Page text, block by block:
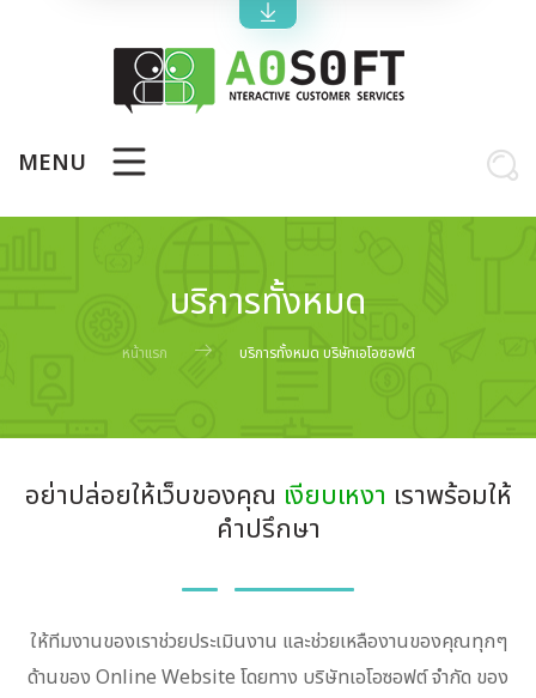
MENU
บริการทั้งหมด
หน้าแรก บริการทั้งหมด บริษัทเอโอซอฟต์
อย่าปล่อยให้เว็บของคุณ เงียบเหงา เราพร้อมให้
คำปรึกษา
ให้ทีมงานของเราช่วยประเมินงาน และช่วยเหลืองานของคุณทุกๆ
ด้านของ Online Website โดยทาง บริษัทเอโอซอฟต์ จำกัด ของ